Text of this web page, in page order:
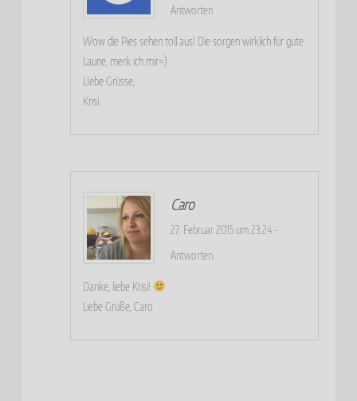
Antworten
Wow die Pies sehen toll aus! Die sorgen wirklich für gute
Laune, merk ich mir=)
LIebe Grüsse,
Krisi
Caro
27. Februar 2015 um 23:24 -
Antworten
Danke, liebe Krisi!
Liebe Grüße, Caro